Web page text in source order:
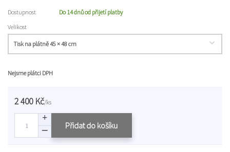
Dostupnost
Do 14 dnů od přijetí platby
Velikost
Nejsme plátci DPH
2 400 Kč/ks
Přidat do košíku